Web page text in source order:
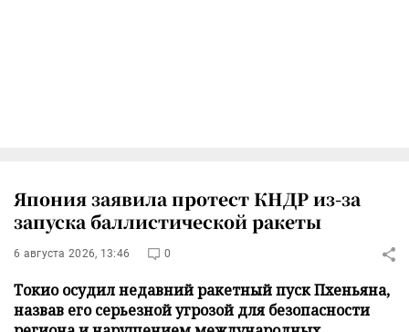
Япония заявила протест КНДР из-за
запуска баллистической ракеты
6 августа 2026, 13:46 0
Токио осудил недавний ракетный пуск Пхеньяна,
назвав его серьезной угрозой для безопасности